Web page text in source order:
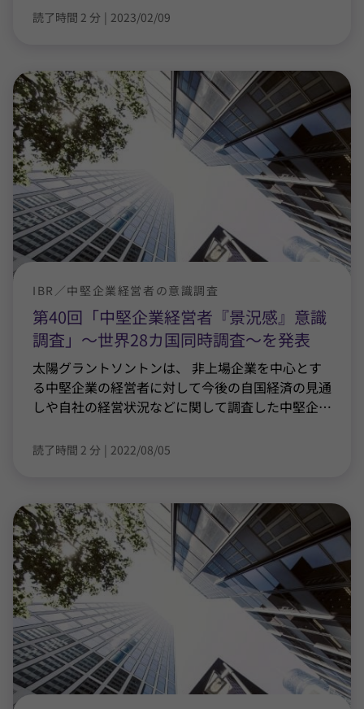
読了時間 2 分 | 2023/02/09
第40回「中堅企業経営者『景況感』意識
調査」～世界28カ国同時調査～を発表
IBR／中堅企業経営者の意識調査
太陽グラントソントンは、 非上場企業を中心とす
る中堅企業の経営者に対して今後の自国経済の見通
しや自社の経営状況などに関して調査した中堅企…
読了時間 2 分 | 2022/08/05